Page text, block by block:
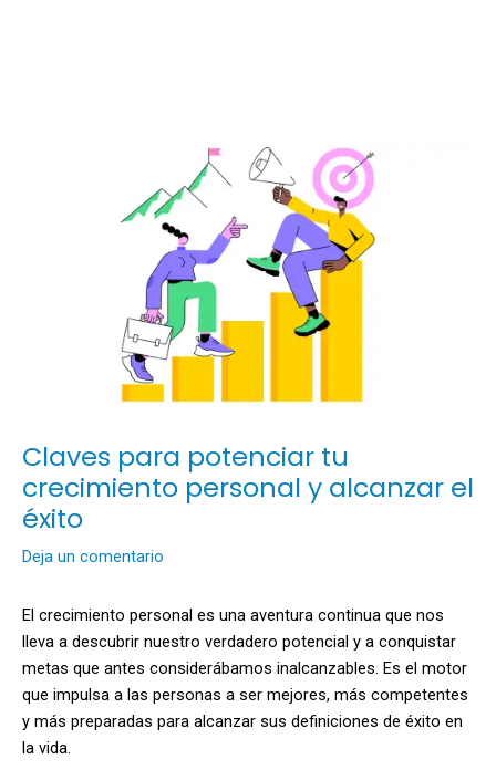
Claves para potenciar tu
crecimiento personal y alcanzar el
éxito
Deja un comentario
El crecimiento personal es una aventura continua que nos
lleva a descubrir nuestro verdadero potencial y a conquistar
metas que antes considerábamos inalcanzables. Es el motor
que impulsa a las personas a ser mejores, más competentes
y más preparadas para alcanzar sus definiciones de éxito en
la vida.